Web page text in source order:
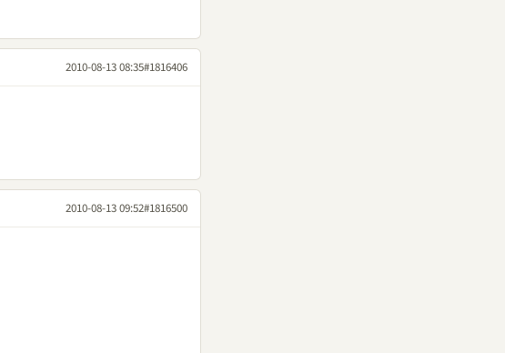
2010-08-13 08:35#1816406
2010-08-13 09:52#1816500